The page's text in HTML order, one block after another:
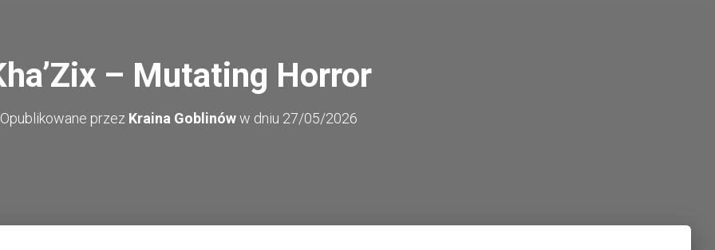
– Mutating Horror
Opublikowane przez Kraina Goblinóww dniu 27/05/2026